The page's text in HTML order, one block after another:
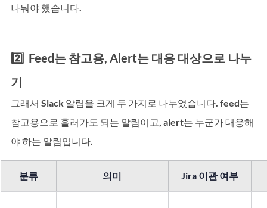
나눠야 했습니다.
2️⃣  Feed는 참고용, Alert는 대응 대상으로 나누
기
그래서 Slack 알림을 크게 두 가지로 나누었습니다. feed는
참고용으로 흘러가도 되는 알림이고, alert는 누군가 대응해
야 하는 알림입니다.
분류 의미 Jira 이관 여부